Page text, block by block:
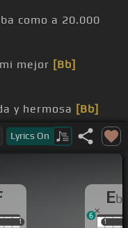
como a 20.000
mejor [Bb]
y hermosa [Bb]
a
y abrazada
Lyrics On
1
1
Eb
11
6